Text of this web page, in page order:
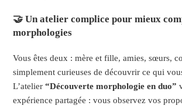
🤝 Un atelier complice pour mieux
morphologies
Vous êtes deux : mère et fille, amies, sœurs,
simplement curieuses de découvrir ce qui
L’atelier“Découverte morphologie en duo”
expérience partagée : vous observez vos